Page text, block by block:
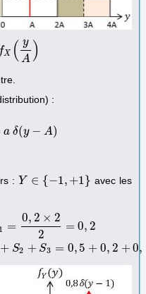
fX ( y
A )
X(y A )
:
a δ(y − A)
δ (y−A )
: Y ∈ {−1, +1}
Y∈{− 1 ,+1}
avec les
1 =
0, 2 × 2
2
= 0, 2
+ S2 + S3 = 0, 5 + 0, 2 +0,
Pr =Pr +